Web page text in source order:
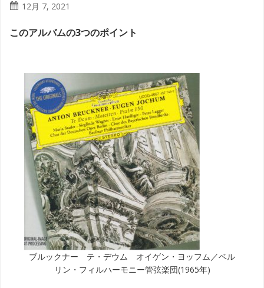
12月 7, 2021
このアルバムの3つのポイント
ブルックナー テ・デウム オイゲン・ヨッフム／ベル
リン・フィルハーモニー管弦楽団(1965年)